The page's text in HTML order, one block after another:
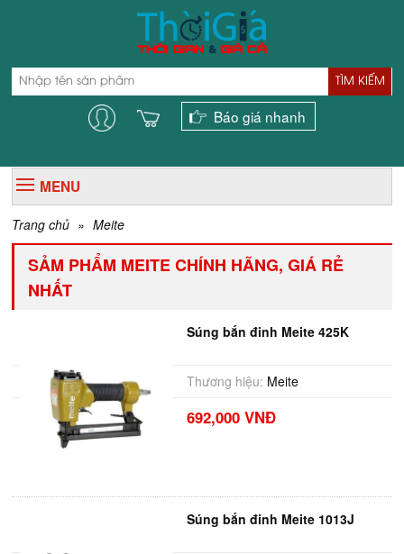
TÌM KIẾM
Báo giá nhanh
MENU
Trang chủ » Meite
SẢM PHẨM MEITE CHÍNH HÃNG, GIÁ RẺ
NHẤT
Súng bắn đinh Meite 425K
Thương hiệu: Meite
692,000 VNĐ
Súng bắn đinh Meite 1013J